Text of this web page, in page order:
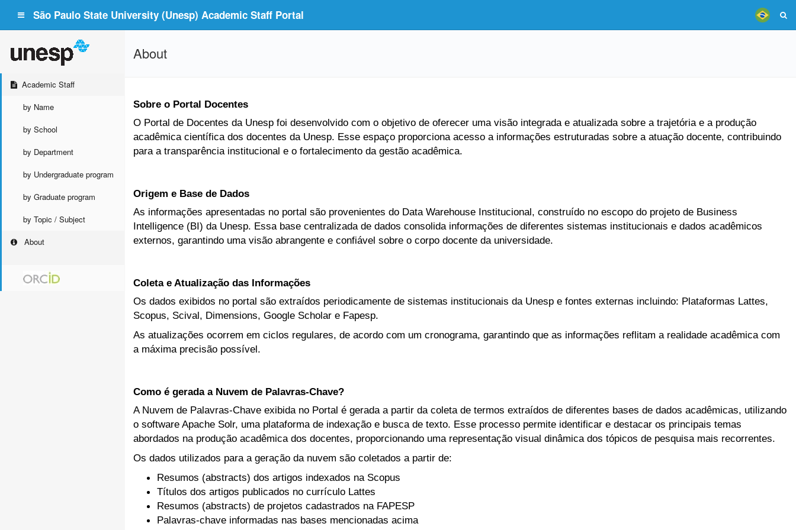
São Paulo State University (Unesp) Academic Staff Portal
Academic Staff
by Name
by School
by Department
by Undergraduate program
by Graduate program
by Topic / Subject
About
About
Sobre o Portal Docentes
O Portal de Docentes da Unesp foi desenvolvido com o objetivo de oferecer uma visão integrada e atualizada sobre a trajetória e a produção
acadêmica científica dos docentes da Unesp. Esse espaço proporciona acesso a informações estruturadas sobre a atuação docente, contribuindo
para a transparência institucional e o fortalecimento da gestão acadêmica.
Origem e Base de Dados
As informações apresentadas no portal são provenientes do Data Warehouse Institucional, construído no escopo do projeto de Business
Intelligence (BI) da Unesp. Essa base centralizada de dados consolida informações de diferentes sistemas institucionais e dados acadêmicos
externos, garantindo uma visão abrangente e confiável sobre o corpo docente da universidade.
Coleta e Atualização das Informações
Os dados exibidos no portal são extraídos periodicamente de sistemas institucionais da Unesp e fontes externas incluindo: Plataformas Lattes,
Scopus, Scival, Dimensions, Google Scholar e Fapesp.
As atualizações ocorrem em ciclos regulares, de acordo com um cronograma, garantindo que as informações reflitam a realidade acadêmica com
a máxima precisão possível.
Como é gerada a Nuvem de Palavras-Chave?
A Nuvem de Palavras-Chave exibida no Portal é gerada a partir da coleta de termos extraídos de diferentes bases de dados acadêmicas, utilizando
o software Apache Solr, uma plataforma de indexação e busca de texto. Esse processo permite identificar e destacar os principais temas
abordados na produção acadêmica dos docentes, proporcionando uma representação visual dinâmica dos tópicos de pesquisa mais recorrentes.
Os dados utilizados para a geração da nuvem são coletados a partir de:
Resumos (abstracts) dos artigos indexados na Scopus
Títulos dos artigos publicados no currículo Lattes
Resumos (abstracts) de projetos cadastrados na FAPESP
Palavras-chave informadas nas bases mencionadas acima